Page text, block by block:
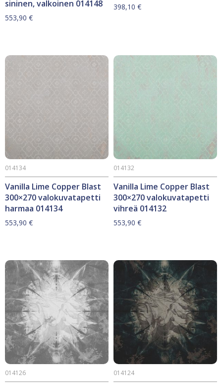
sininen, valkoinen 014148
553,90 €
398,10 €
Vanilla Lime Copper Blast
300×270 valokuvatapetti
harmaa 014134
014134
553,90 €
Vanilla Lime Copper Blast
300×270 valokuvatapetti
vihreä 014132
014132
553,90 €
014126 014124